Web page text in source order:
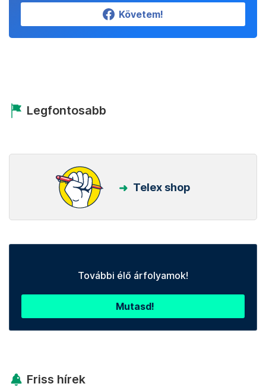
Követem!
Legfontosabb
Telex shop
További élő árfolyamok!
Mutasd!
Friss hírek